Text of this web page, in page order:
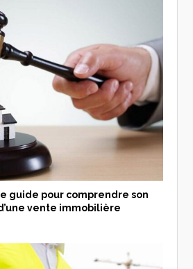
guide pour comprendre son
vente immobilière